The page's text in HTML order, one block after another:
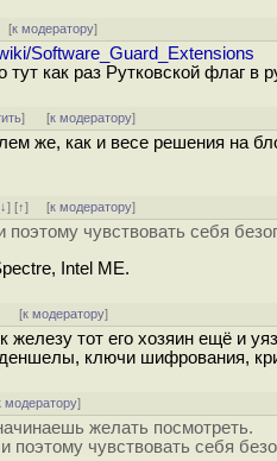
[к модератору]
Software_Guard_Extensions
как раз Рутковской флаг в
] [к модератору]
же, как и весе решения на
↓] [↑] [к модератору]
чувствовать себя
Intel ME.
[к модератору]
железу тот его хозяин ещё и
ключи шифрования,
модератору]
желать посмотреть.
чувствовать себя